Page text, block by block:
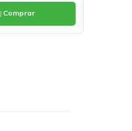
Comprar